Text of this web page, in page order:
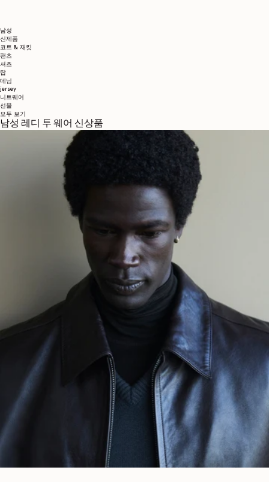
남성
신제품
코트 & 재킷
팬츠
셔츠
탑
데님
jersey
니트웨어
선물
모두 보기
남성 레디 투 웨어 신상품